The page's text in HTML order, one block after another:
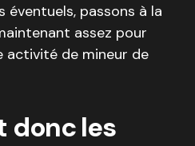
éventuels, passons à la
assez pour
de mineur de
donc les